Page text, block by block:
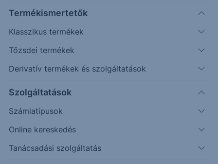
Termékismertetők
Klasszikus termékek
Tőzsdei termékek
Derivatív termékek és szolgáltatások
Szolgáltatások
Számlatípusok
Online kereskedés
Tanácsadási szolgáltatás
2 találat